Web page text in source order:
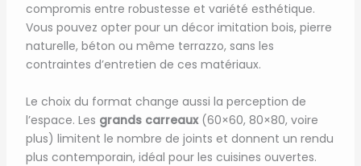
compromis entre robustesse et variété esthétique.
Vous pouvez opter pour un décor imitation bois, pierre
naturelle, béton ou même terrazzo, sans les
contraintes d’entretien de ces matériaux.
Le choix du format change aussi la perception de
l’espace. Les grands carreaux(60×60, 80×80, voire
plus) limitent le nombre de joints et donnent un rendu
plus contemporain, idéal pour les cuisines ouvertes.